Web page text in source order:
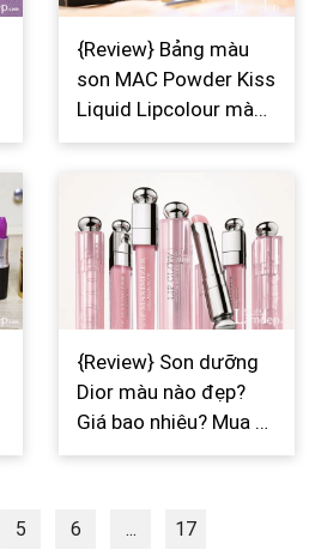
{Review} Bảng màu
son MAC Powder Kiss
Liquid Lipcolour màu
nào đẹp? Giá bao
{Review} Son dưỡng
Dior màu nào đẹp?
Giá bao nhiêu? Mua ở
đâu?
5 6 ...
17